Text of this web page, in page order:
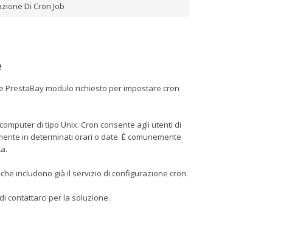
Di Cron Job
modulo richiesto per impostare cron
di tipo Unix. Cron consente agli utenti di
in determinati orari o date. È comunemente
includono già il servizio di configurazione cron.
contattarci per la soluzione.